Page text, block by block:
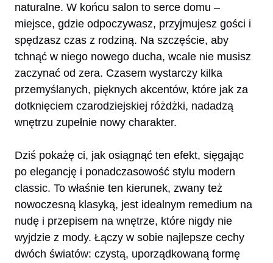
naturalne. W końcu salon to serce domu –
miejsce, gdzie odpoczywasz, przyjmujesz gości i
spędzasz czas z rodziną. Na szczęście, aby
tchnąć w niego nowego ducha, wcale nie musisz
zaczynać od zera. Czasem wystarczy kilka
przemyślanych, pięknych akcentów, które jak za
dotknięciem czarodziejskiej różdżki, nadadzą
wnętrzu zupełnie nowy charakter.
Dziś pokażę ci, jak osiągnąć ten efekt, sięgając
po elegancję i ponadczasowość stylu modern
classic. To właśnie ten kierunek, zwany też
nowoczesną klasyką, jest idealnym remedium na
nudę i przepisem na wnętrze, które nigdy nie
wyjdzie z mody. Łączy w sobie najlepsze cechy
dwóch światów: czystą, uporządkowaną formę